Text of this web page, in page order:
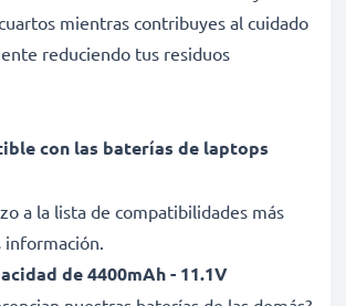
mientras contribuyes al cuidado
reduciendo tus residuos
con las baterías de laptops
a la lista de compatibilidades más
información.
de 4400mAh - 11.1V